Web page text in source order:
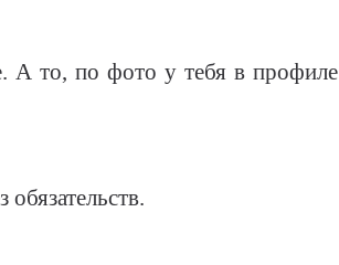
А то, по фото у тебя в профиле